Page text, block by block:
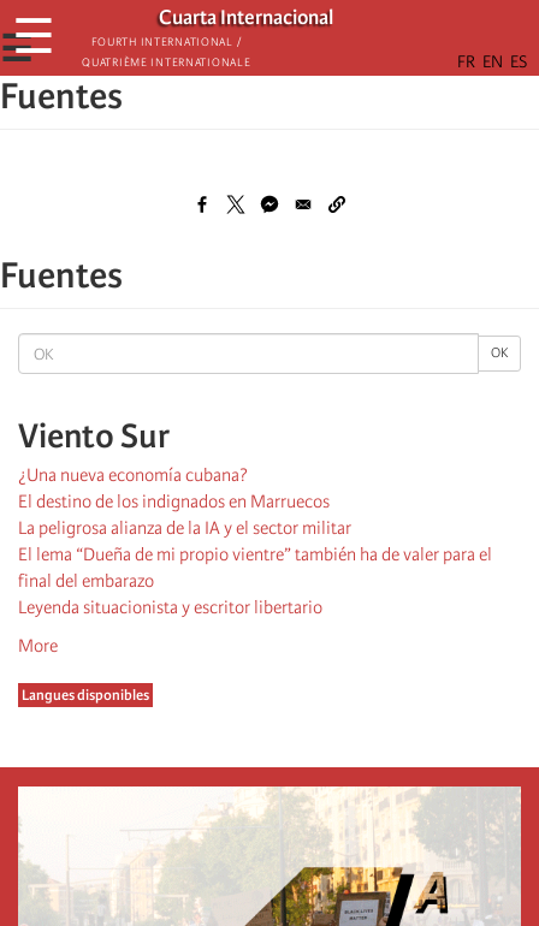
Skip
to
main
content
Cuarta Internacional
Fourth International /
Quatrième internationale
☰
☰
OK OK
Viento Sur
¿Una nueva economía cubana?
El destino de los indignados en Marruecos
La peligrosa alianza de la IA y el sector militar
El lema “Dueña de mi propio vientre” también ha de valer para el
final del embarazo
Leyenda situacionista y escritor libertario
More
Langues disponibles
Fuentes
Fuentes